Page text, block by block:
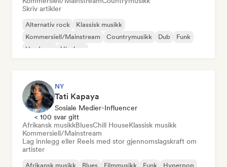
Skriv artikler
Alternativ rock
Klassisk musikk
Kommersiell/Mainstream
Countrymusikk Dub
Funk
Hardcore
Hip-hop
NY
Tati Kapaya
Sosiale Medier-Influencer
< 100 svar gitt
Afrikansk musikkBluesChill HouseKlassisk musikk
Kommersiell/Mainstream
Lag innlegg eller Reels med stor gjennomslagskraft om
artister
Afrikansk musikk Blues Filmmusikk Funk Hyperpop